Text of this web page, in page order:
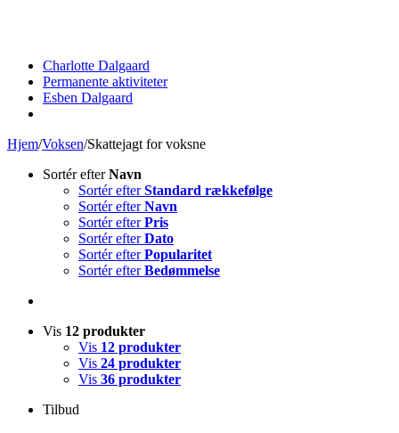
Charlotte Dalgaard
Permanente aktiviteter
Esben Dalgaard
Hjem/Voksen/Skattejagt for voksne
Sortér efterNavn
Sortér efterStandard rækkefølge
Sortér efterNavn
Sortér efterPris
Sortér efterDato
Sortér efterPopularitet
Sortér efterBedømmelse
Vis 12 produkter
Vis 12 produkter
Vis 24 produkter
Vis 36 produkter
Tilbud